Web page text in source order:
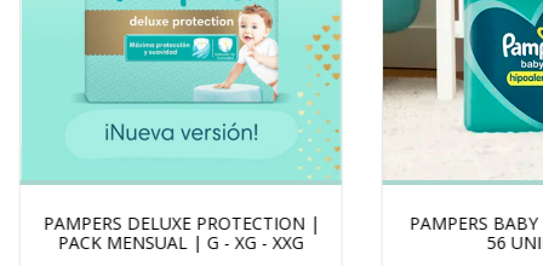
PAMPERS DELUXE PROTECTION |
PACK MENSUAL | G - XG - XXG
PAMPERS
56